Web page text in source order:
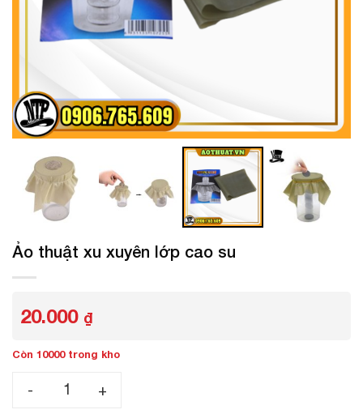
Ảo thuật xu xuyên lớp cao su
20.000 ₫
Còn 10000 trong kho
Ảo thuật xu xuyên lớp cao su số lượng